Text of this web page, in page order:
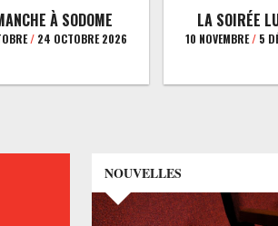
À SODOME
/24 OCTOBRE 2026
LA SOIRÉE
10 NOVEMBRE/ 5
NOUVELLES